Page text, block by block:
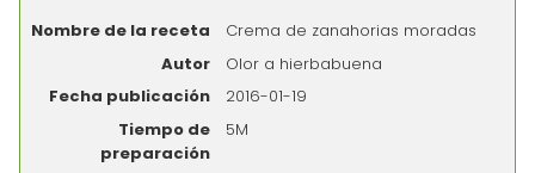
Nombre de la receta
Crema de zanahorias moradas
Autor
Olor a hierbabuena
Fecha publicación
2016-01-19
Tiempo de
preparación
5M